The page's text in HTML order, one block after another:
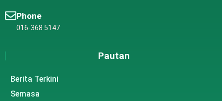
Phone
016-368 5147
Pautan
Berita Terkini
Semasa